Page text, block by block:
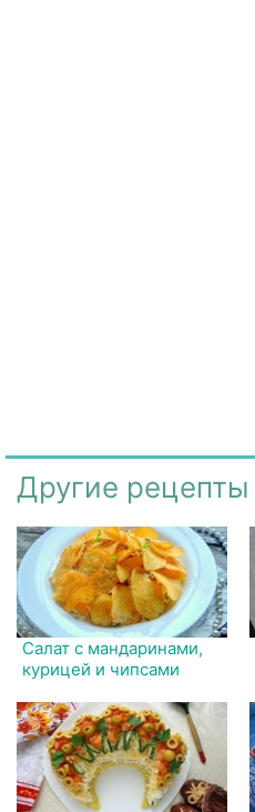
Другие рецепты
Салат с мандаринами,
курицей и чипсами